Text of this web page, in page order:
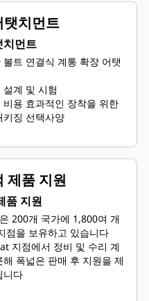
료 속도 제어 및 엔진 보호
진 기능을 처리합니다.
탯치먼트
치먼트
볼트 연결식 계통 확장 어탯
설계 및 시험
비용 효과적인 장착을 위한
키징 선택사양
제품 지원
품 지원
200개 국가에 1,800여 개
점을 보유하고 있습니다
지점에서 정비 및 수리 계
해 폭넓은 판매 후 지원을 제
니다